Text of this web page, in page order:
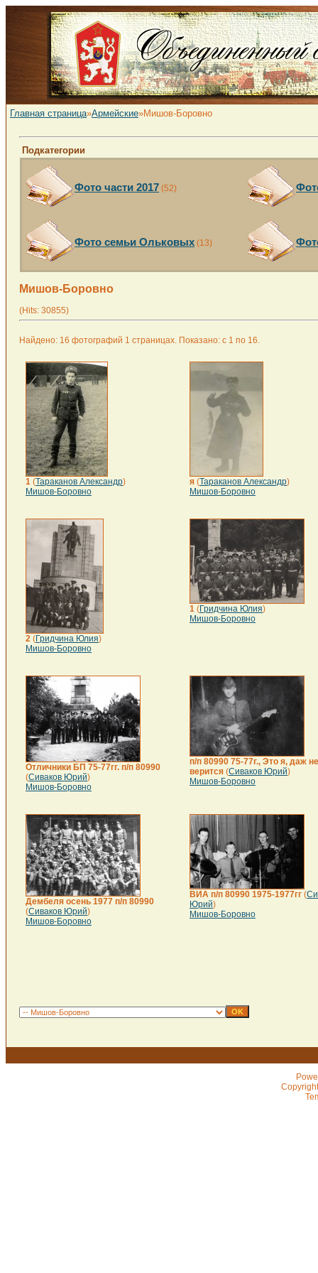
Главная страница»Армейские»Мишов-Боровно
Подкатегории
Фото части 2017 (52)
Фото семьи Ольковых (13)
Мишов-Боровно
(Hits: 30855)
Найдено: 16 фотографий 1 страницах. Показано: с 1 по 16.
1 (Тараканов Александр)
Мишов-Боровно
я (Тараканов Александр)
Мишов-Боровно
2 (Гридчина Юлия)
Мишов-Боровно
1 (Гридчина Юлия)
Мишов-Боровно
Отличники БП 75-77гг. п/п 80990
(Сиваков Юрий)
Мишов-Боровно
п/п 80990 75-77г., Это я, даж не
верится (Сиваков Юрий)
Мишов-Боровно
Дембеля осень 1977 п/п 80990
(Сиваков Юрий)
Мишов-Боровно
ВИА п/п 80990 1975-1977гг (
Юрий)
Мишов-Боровно